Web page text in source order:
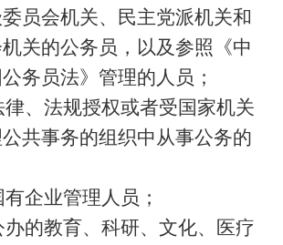
员会机关、民主党派机关和
关的公务员，以及参照《中
务员法》管理的人员；
律、法规授权或者受国家机关
共事务的组织中从事公务的
有企业管理人员；
办的教育、科研、文化、医疗